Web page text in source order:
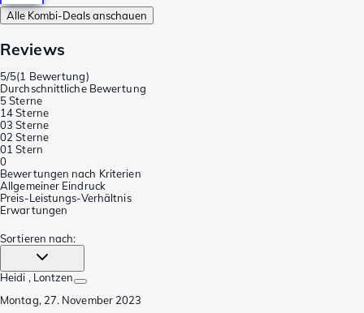
Alle Kombi-Deals anschauen
Reviews
5/5(1 Bewertung)
Durchschnittliche Bewertung
5 Sterne
14 Sterne
03 Sterne
02 Sterne
01 Stern
0
Bewertungen nach Kriterien
Allgemeiner Eindruck
Preis-Leistungs-Verhältnis
Erwartungen
Sortieren nach:
Heidi , Lontzen
Montag, 27. November 2023